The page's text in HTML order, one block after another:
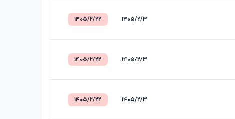
۱۴۰۵/۲/۳ ۱۴۰۵/۲/۲۲
۱۴۰۵/۲/۳ ۱۴۰۵/۲/۲۲
۱۴۰۵/۲/۳ ۱۴۰۵/۲/۲۲